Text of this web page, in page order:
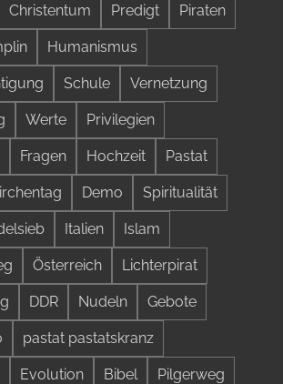
Christentum Predigt Piraten
Humanismus
Schule Vernetzung
Werte Privilegien
Fragen Hochzeit Pastat
Demo Spiritualität
Italien Islam
Österreich Lichterpirat
DDR Nudeln Gebote
pastat pastatskranz
Evolution Bibel Pilgerweg